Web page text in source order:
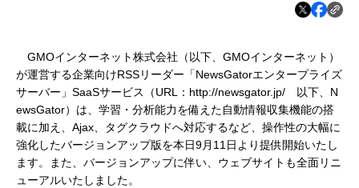
GMOインターネット株式会社（以下、GMOインターネット）
が運営する企業向けRSSリーダー「NewsGatorエンタープライズ
サーバー」SaaSサービス（URL：http://newsgator.jp/ 以下、N
ewsGator）は、学習・分析能力を備えた自動情報収集機能の搭
載に加え、Ajax、タグクラウドへ対応するなど、操作性の大幅に
強化したバージョンアップ版を本日9月11日より提供開始いたし
ます。また、バージョンアップに伴い、ウェブサイトも全面リニ
ューアルいたしました。